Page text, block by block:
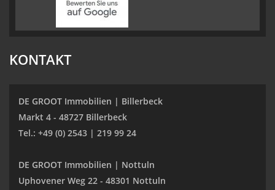
KONTAKT
DE GROOT Immobilien | Billerbeck
Markt 4 - 48727 Billerbeck
Tel.: +49 (0) 2543 | 219 99 24
DE GROOT Immobilien | Nottuln
Uphovener Weg 22 - 48301 Nottuln